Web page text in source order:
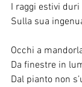
I raggi estivi
Sulla sua
Occhi a
Da finestre in
Dal pianto non